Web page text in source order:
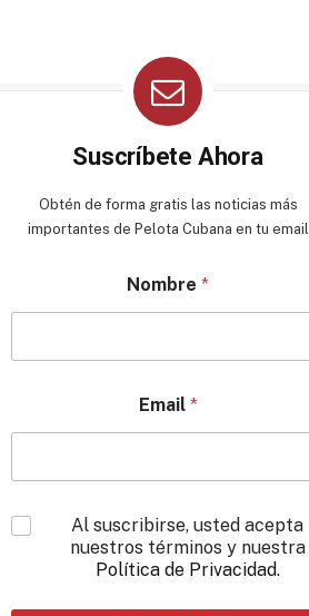
Suscríbete Ahora
Obtén de forma gratis las noticias más
importantes de Pelota Cubana en tu email
Nombre *
Email *
*
Al suscribirse, usted acepta
nuestros términos y nuestra
Política de Privacidad.